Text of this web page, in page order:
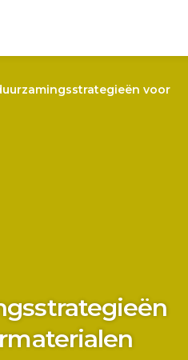
voor